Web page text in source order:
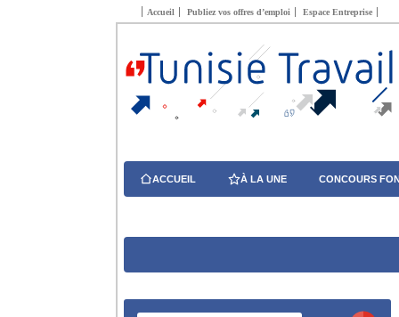
Accueil Publiez vos offres d’emploi Espace Entreprise
ACCUEIL À LA UNE CONCOURS